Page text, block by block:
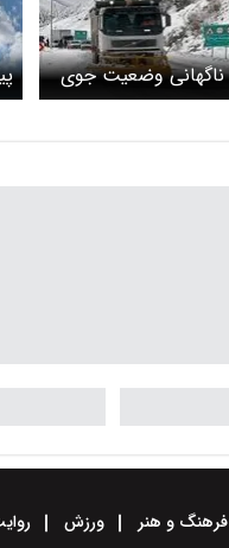
ناگهانی وضعیت جوی
کرج-قزوین + ویدیو
فرهنگ و هنر ورزش